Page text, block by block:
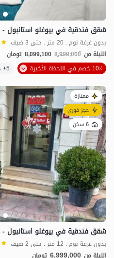
شقق فندقية في بيوغلو استانبول - 3 أشخاص
بدون غرفة نوم . 20 متر . حتى 3 ضيف
الليلة من 8,999,000
8,099,100 تومان
10٪ خصم في اللحظة الأخيرة
5+ حجز ناجح
ممتازة
حجز فوري
6 سكن
شقق فندقية في بيوغلو استانبول -
بدون غرفة نوم . 12 متر . حتى 2 ضيف
الليلة من 6,999,000 تومان